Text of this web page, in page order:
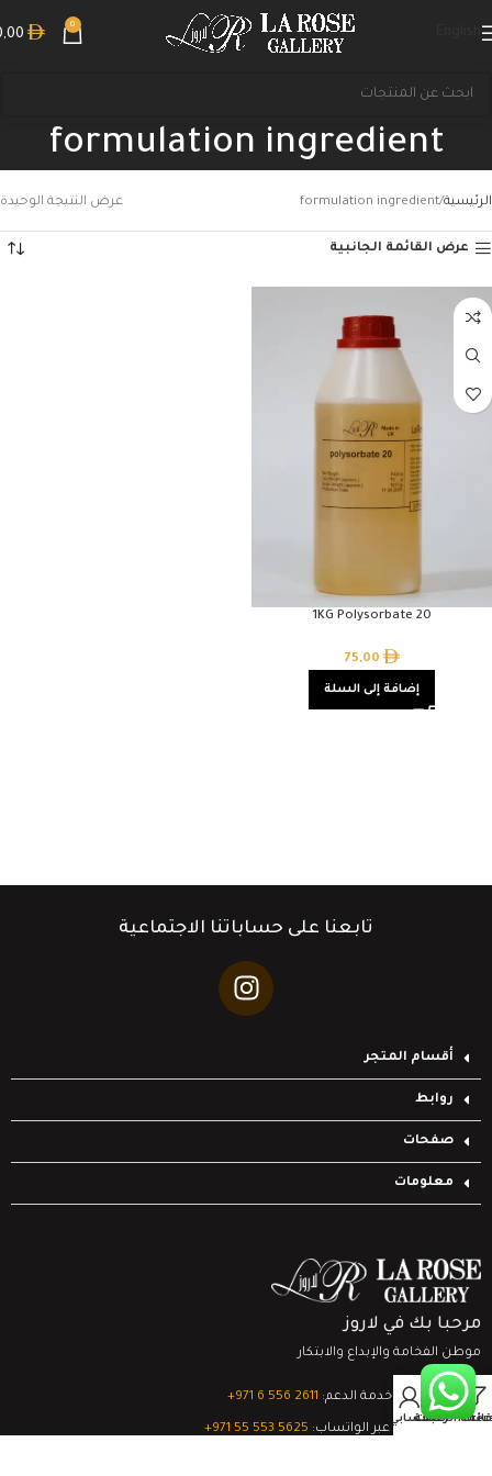
0
formulation ingredient
الرئيسية formulation ingredient عرض النتيجة الوحيدة
عرض القائمة الجانبية
1KG Polysorbate 20
75,00
إضافة إلى السلة
تابعنا على حساباتنا الاجتماعية
أقسام المتجر
روابط
صفحات
معلومات
مرحبا بك في لاروز
موطن الفخامة والإبداع والابتكار
تواصل مع خدمة الدعم: ‎+971 6 556 2611
الدعم الفني عبر الواتساب: ‎+971 55 553 5625
قائمة الرغبات
0
السلةحسابي